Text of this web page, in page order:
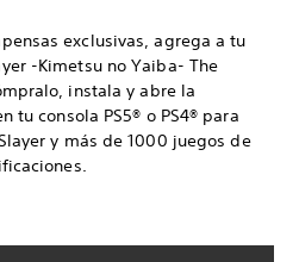
exclusivas, agrega a tu
-Kimetsu no Yaiba- The
instala y abre la
tu consola PS5® o PS4® para
y más de 1000 juegos de